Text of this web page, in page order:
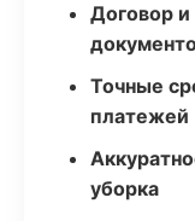
Договор
Точные
платежей
уборка